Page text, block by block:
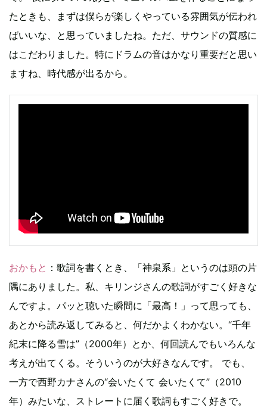
たときも、まずは僕らが楽しくやっている雰囲気が伝われ
ばいいな、と思っていましたね。ただ、サウンドの質感に
はこだわりました。特にドラムの音はかなり重要だと思い
ますね、時代感が出るから。
おかもと ：歌詞を書くとき、「神泉系」というのは頭の片
隅にありました。私、キリンジさんの歌詞がすごく好きな
んですよ。パッと聴いた瞬間に「最高！」って思っても、
あとから読み返してみると、何だかよくわかない。“千年
紀末に降る雪は”（2000年）とか、何回読んでもいろんな
考えが出てくる。そういうのが大好きなんです。 でも、
一方で西野カナさんの“会いたくて 会いたくて”（2010
年）みたいな、ストレートに届く歌詞もすごく好きで。